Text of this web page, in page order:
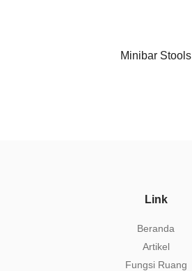
Minibar Stools
Link
Beranda
Artikel
Fungsi Ruang